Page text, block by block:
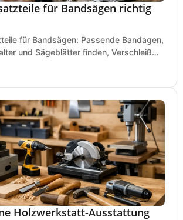
für Bandsägen richtig
für Bandsägen: Passende Bandagen,
und Sägeblätter finden, Verschleiß
Holzwerkstatt-Ausstattung